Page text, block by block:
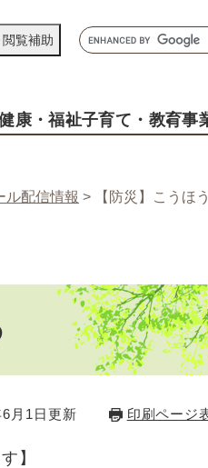
閲覧補助
キ
ー
ド
康 ・福祉子育て ・教育事
ル配信情報 > 【防災】こうほ
月1日更新 印刷ページ
】